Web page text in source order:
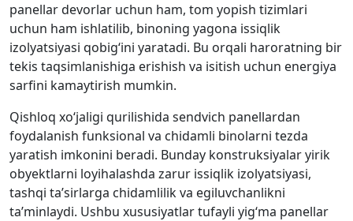
panellar devorlar uchun ham, tom yopish tizimlari
uchun ham ishlatilib, binoning yagona issiqlik
izolyatsiyasi qobig‘ini yaratadi. Bu orqali haroratning bir
tekis taqsimlanishiga erishish va isitish uchun energiya
sarfini kamaytirish mumkin.
Qishloq xo‘jaligi qurilishida sendvich panellardan
foydalanish funksional va chidamli binolarni tezda
yaratish imkonini beradi. Bunday konstruksiyalar yirik
obyektlarni loyihalashda zarur issiqlik izolyatsiyasi,
tashqi ta’sirlarga chidamlilik va egiluvchanlikni
ta’minlaydi. Ushbu xususiyatlar tufayli yig‘ma panellar